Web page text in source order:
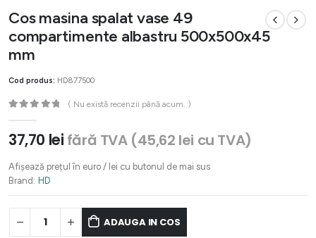
Cos masina spalat vase 49
compartimente albastru 500x500x45
mm
Cod produs: HD877500
( Nu există recenzii până acum. )
37,70 lei fără TVA (45,62 lei cu TVA)
Afișează prețul în euro / lei cu butonul de mai sus
Brand: HD
ADAUGA IN COS